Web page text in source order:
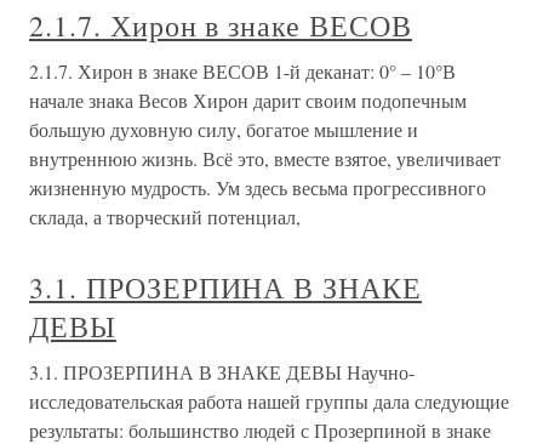
2.1.7. Хирон в знаке ВЕСОВ
2.1.7. Хирон в знаке ВЕСОВ 1-й деканат: 0° – 10°В
начале знака Весов Хирон дарит своим подопечным
большую духовную силу, богатое мышление и
внутреннюю жизнь. Всё это, вместе взятое, увеличивает
жизненную мудрость. Ум здесь весьма прогрессивного
склада, а творческий потенциал,
3.1. ПРОЗЕРПИНА В ЗНАКЕ
ДЕВЫ
3.1. ПРОЗЕРПИНА В ЗНАКЕ ДЕВЫ Научно-
исследовательская работа нашей группы дала следующие
результаты: большинство людей с Прозерпиной в знаке